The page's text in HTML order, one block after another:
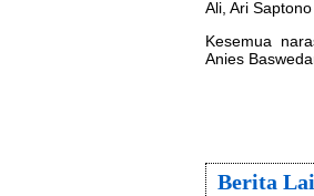
Ali, Ari
Kesemua
Anies
Berita